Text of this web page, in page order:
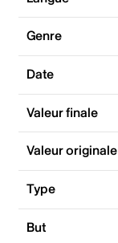
Genre
Date
Valeur finale
Valeur originale
Type
But